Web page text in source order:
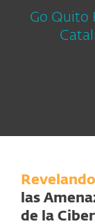
Go Quito
las
de la